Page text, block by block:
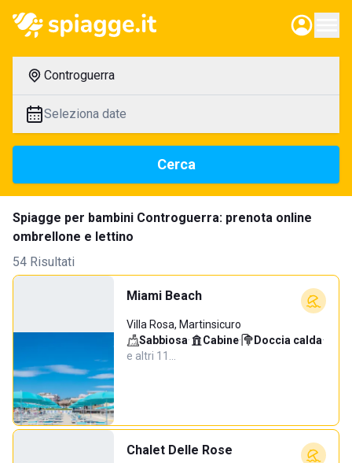
Controguerra
Seleziona date
Cerca
Spiagge per bambini Controguerra: prenota online
ombrellone e lettino
54 Risultati
Miami Beach
Villa Rosa, Martinsicuro
Sabbiosa· Cabine· Doccia calda·
e altri 11…
Chalet Delle Rose